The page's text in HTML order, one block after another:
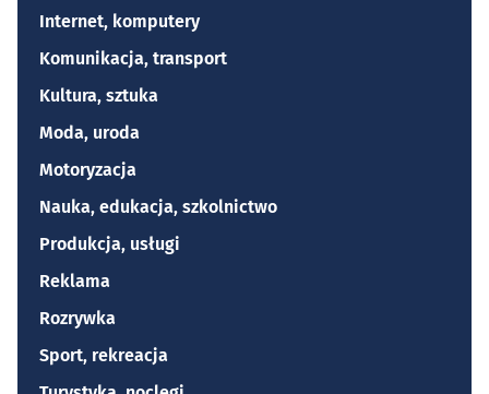
Internet, komputery
Komunikacja, transport
Kultura, sztuka
Moda, uroda
Motoryzacja
Nauka, edukacja, szkolnictwo
Produkcja, usługi
Reklama
Rozrywka
Sport, rekreacja